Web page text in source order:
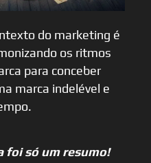
do marketing é
os ritmos
para conceber
marca indelével e
foi só um resumo!